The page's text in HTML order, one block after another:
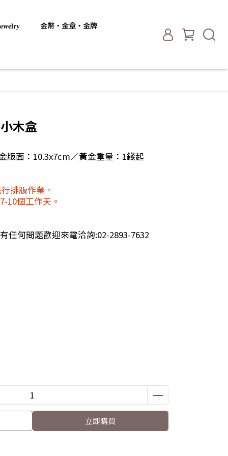
金幣・金章・金牌
木盒
版面：10.3x7cm／黃金重量：1錢起
排版作業。
10個工作天。
任何問題歡迎來電洽詢:02-2893-7632
立即購買